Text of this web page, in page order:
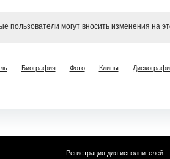
пользователи могут вносить изменения на
Биография Фото Клипы
Регистрация для исполнителей